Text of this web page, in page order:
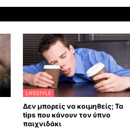
LIFESTYLE
Δεν μπορείς να κοιμηθείς; Τα
tips που κάνουν τον ύπνο
παιχνιδάκι